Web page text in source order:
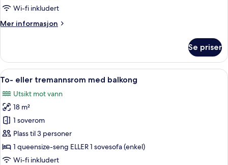
Wi-fi inkludert
Mer informasjon
Mer
med
balkong
Se priser
Åpne
alle
bildene
av
To-
eller
tremannsrom
med
To- eller tremannsrom med
5
To- eller tremannsrom med balkong
Utsikt mot vann
18 m²
1 soverom
Plass til 3 personer
1 queensize-seng ELLER 1 sovesofa (enkel)
Wi-fi inkludert